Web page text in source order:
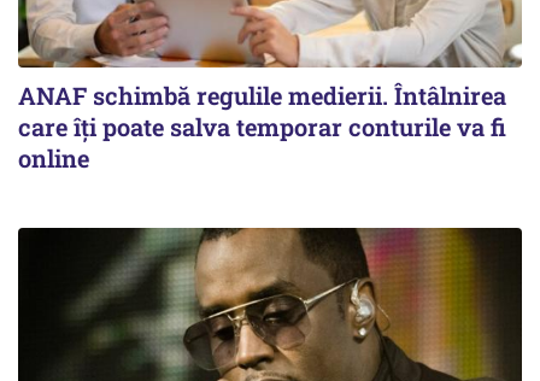
ANAF schimbă regulile medierii. Întâlnirea
care îți poate salva temporar conturile va fi
online